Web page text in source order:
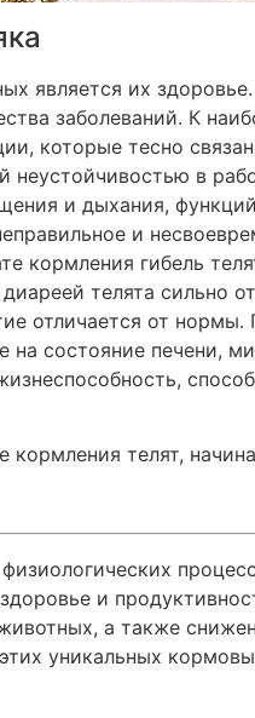
является их
заболеваний. К
которые тесно
в
и дыхания,
и
кормления гибель
телята сильно
отличается от
состояние печени,
телят,
и
а также
уникальных